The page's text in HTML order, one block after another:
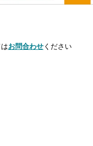
お問合わせください